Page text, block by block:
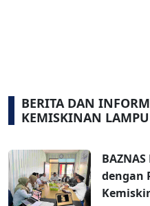
BERITA DAN
KEMISKINAN
dengan